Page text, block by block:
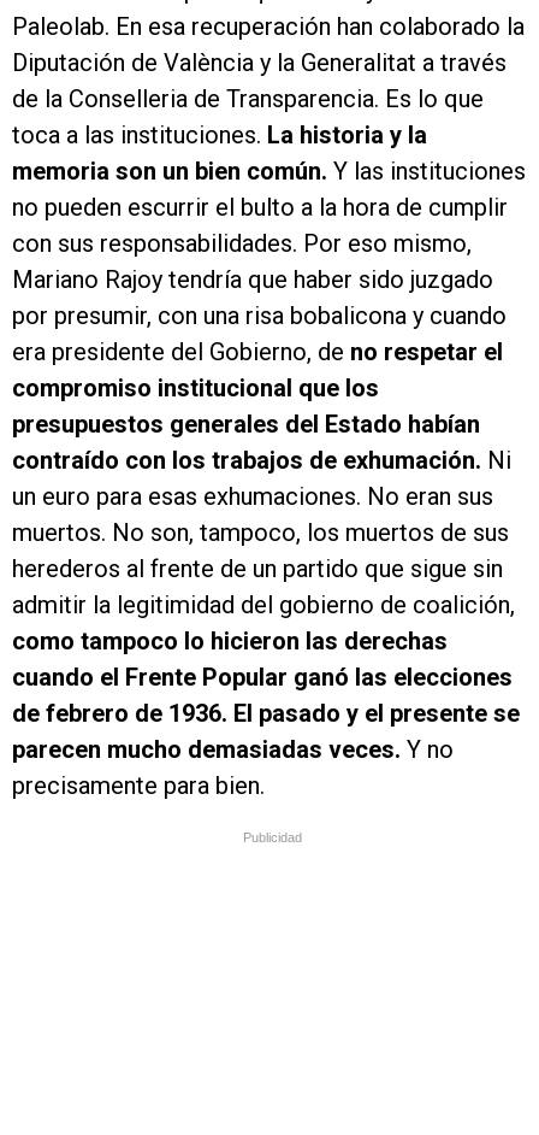
Paleolab. En esa recuperación han colaborado la
Diputación de València y la Generalitat a través
de la Conselleria de Transparencia. Es lo que
toca a las instituciones. La historia y la
memoria son un bien común. Y las instituciones
no pueden escurrir el bulto a la hora de cumplir
con sus responsabilidades. Por eso mismo,
Mariano Rajoy tendría que haber sido juzgado
por presumir, con una risa bobalicona y cuando
era presidente del Gobierno, de no respetar el
compromiso institucional que los
presupuestos generales del Estado habían
contraído con los trabajos de exhumación. Ni
un euro para esas exhumaciones. No eran sus
muertos. No son, tampoco, los muertos de sus
herederos al frente de un partido que sigue sin
admitir la legitimidad del gobierno de coalición,
como tampoco lo hicieron las derechas
cuando el Frente Popular ganó las elecciones
de febrero de 1936. El pasado y el presente se
parecen mucho demasiadas veces. Y no
precisamente para bien.
Publicidad